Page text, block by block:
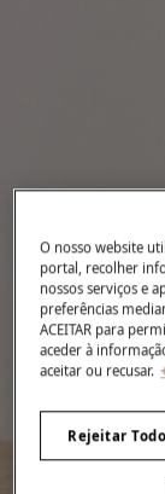
O nosso website
portal, recolher
nossos serviços e
preferências
ACEITAR para
aceder à
aceitar ou recusar.
Rejeitar